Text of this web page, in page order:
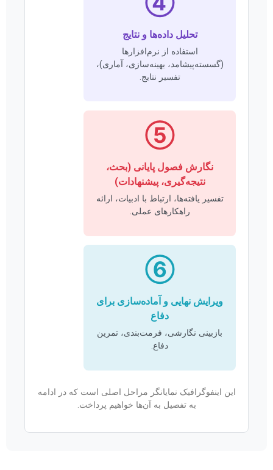
تحلیل داده‌ها و نتایج
استفاده از نرم‌افزارها
(گسسته‌پیشامد، بهینه‌سازی، آماری)،
تفسیر نتایج.
⑤
نگارش فصول پایانی (بحث،
نتیجه‌گیری، پیشنهادات)
تفسیر یافته‌ها، ارتباط با ادبیات، ارائه
راهکارهای عملی.
⑥
ویرایش نهایی و آماده‌سازی برای
دفاع
بازبینی نگارشی، فرمت‌بندی، تمرین
دفاع.
این اینفوگرافیک نمایانگر مراحل اصلی است که در ادامه
به تفصیل به آن‌ها خواهیم پرداخت.